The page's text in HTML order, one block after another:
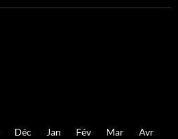
Déc Jan Fév Mar Avr